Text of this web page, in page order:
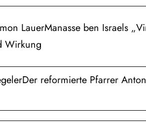
LauerManasse ben Israels
Wirkung
reformierte Pfarrer